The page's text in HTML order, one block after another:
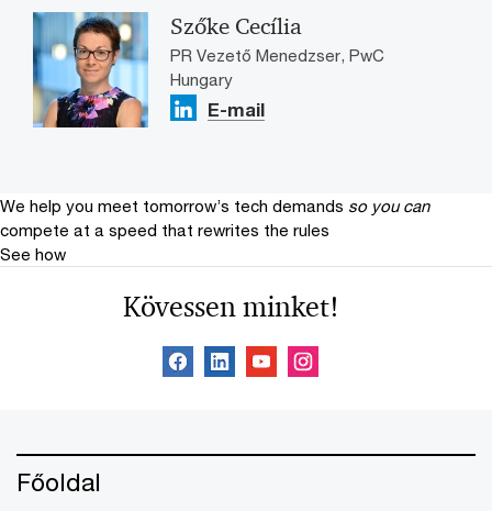
Szőke Cecília
PR Vezető Menedzser, PwC
Hungary
E-mail
We help you meet tomorrow’s tech demands so you can
compete at a speed that rewrites the rules
See how
Kövessen minket!
Főoldal